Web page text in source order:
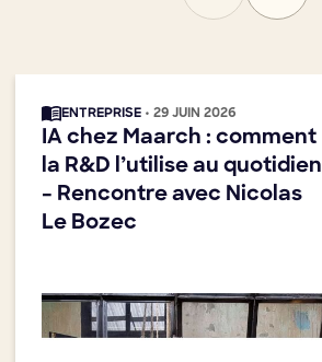
ENTREPRISE • 29 JUIN 2026
IA chez Maarch : comment
la R&D l’utilise au quotidien
– Rencontre avec Nicolas
Le Bozec